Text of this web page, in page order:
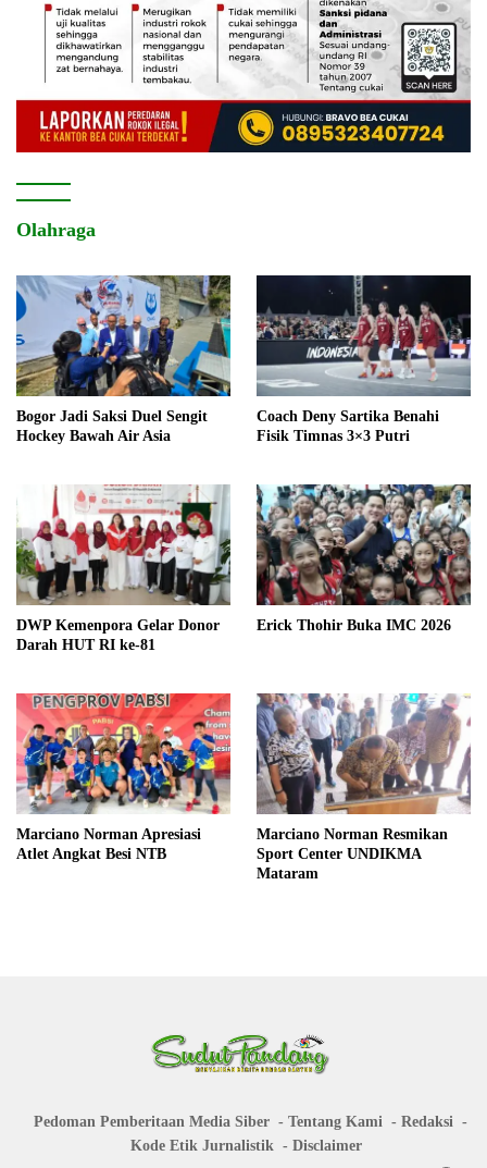
Olahraga
Bogor Jadi Saksi Duel Sengit
Hockey Bawah Air Asia
Coach Deny Sartika Benahi
Fisik Timnas 3×3 Putri
DWP Kemenpora Gelar Donor
Darah HUT RI ke-81
Erick Thohir Buka IMC 2026
Marciano Norman Apresiasi
Atlet Angkat Besi NTB
Marciano Norman Resmikan
Sport Center UNDIKMA
Mataram
Pedoman Pemberitaan Media Siber Tentang Kami
Redaksi
Kode Etik Jurnalistik
Disclaimer